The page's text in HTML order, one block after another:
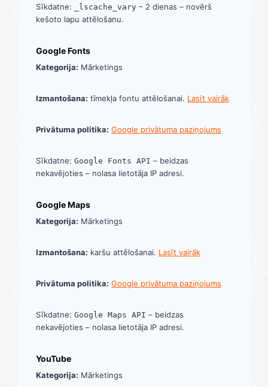
Sīkdatne: _lscache_vary – 2 dienas – novērš
kešoto lapu attēlošanu.
Google Fonts
Kategorija: Mārketings
Izmantošana: tīmekļa fontu attēlošanai. Lasīt vairāk
Privātuma politika: Google privātuma paziņojums
Sīkdatne: Google Fonts API – beidzas
nekavējoties – nolasa lietotāja IP adresi.
Google Maps
Kategorija: Mārketings
Izmantošana: karšu attēlošanai. Lasīt vairāk
Privātuma politika: Google privātuma paziņojums
Sīkdatne: Google Maps API – beidzas
nekavējoties – nolasa lietotāja IP adresi.
YouTube
Kategorija: Mārketings